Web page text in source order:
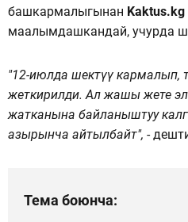
башкармалыгынан Kaktus.kg
маалымдашкандай, учурда
"12-июлда шектүү кармалып,
жеткирилди. Ал жашы жете
жатканына байланыштуу
азырынча айтылбайт", -
Тема боюнча: